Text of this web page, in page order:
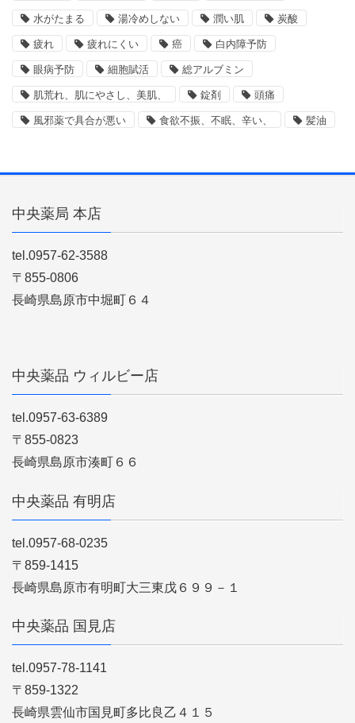
水がたまる 湯冷めしない 潤い肌 炭酸
疲れ 疲れにくい 癌 白内障予防
眼病予防 細胞賦活 総アルブミン
肌荒れ、肌にやさし、美肌、 錠剤 頭痛
風邪薬で具合が悪い 食欲不振、不眠、辛い、 髪油
中央薬局 本店
tel.0957-62-3588
〒855-0806
長崎県島原市中堀町６４
中央薬品 ウィルビー店
tel.0957-63-6389
〒855-0823
長崎県島原市湊町６６
中央薬品 有明店
tel.0957-68-0235
〒859-1415
長崎県島原市有明町大三東戊６９９－１
中央薬品 国見店
tel.0957-78-1141
〒859-1322
長崎県雲仙市国見町多比良乙４１５